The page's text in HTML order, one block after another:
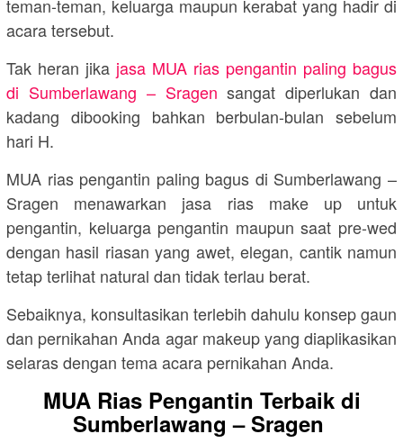
teman-teman, keluarga maupun kerabat yang hadir di
acara tersebut.
Tak heran jika jasa MUA rias pengantin paling bagus
di Sumberlawang – Sragen sangat diperlukan dan
kadang dibooking bahkan berbulan-bulan sebelum
hari H.
MUA rias pengantin paling bagus di Sumberlawang –
Sragen menawarkan jasa rias make up untuk
pengantin, keluarga pengantin maupun saat pre-wed
dengan hasil riasan yang awet, elegan, cantik namun
tetap terlihat natural dan tidak terlau berat.
Sebaiknya, konsultasikan terlebih dahulu konsep gaun
dan pernikahan Anda agar makeup yang diaplikasikan
selaras dengan tema acara pernikahan Anda.
MUA Rias Pengantin Terbaik di
Sumberlawang – Sragen